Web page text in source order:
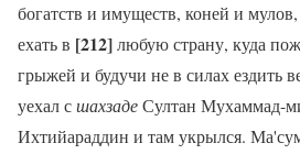
богатств и имуществ, коней и
ехать в [212]любую страну, куда
грыжей и будучи не в силах ездить
уехал сшахзадеСултан Мухаммад-
Ихтийараддин и там укрылся.